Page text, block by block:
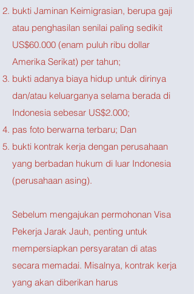
bukti Jaminan Keimigrasian, berupa gaji
atau penghasilan senilai paling sedikit
US$60.000 (enam puluh ribu dollar
Amerika Serikat) per tahun;
bukti adanya biaya hidup untuk dirinya
dan/atau keluarganya selama berada di
Indonesia sebesar US$2.000;
pas foto berwarna terbaru; Dan
bukti kontrak kerja dengan perusahaan
yang berbadan hukum di luar Indonesia
(perusahaan asing).
Sebelum mengajukan permohonan Visa
Pekerja Jarak Jauh, penting untuk
mempersiapkan persyaratan di atas
secara memadai. Misalnya, kontrak kerja
yang akan diberikan harus